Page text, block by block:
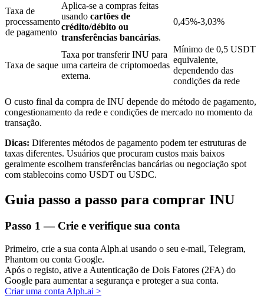
Empréstimos
Serviço de empréstimo apoiado por criptografia
Obtenha lucro a longo prazo e interesses flexíveis
Taxa de
processamento
de pagamento
Aplica-se a compras feitas
usando cartões de
crédito/débito ou
transferências bancárias.
0,45%-3,03%
Taxa de saque
Taxa por transferir INU para
uma carteira de criptomoedas
externa.
Mínimo de 0,5 USDT
equivalente,
dependendo das
condições da rede
O custo final da compra de INU depende do método de pagamento,
congestionamento da rede e condições de mercado no momento da
transação.
Dicas: Diferentes métodos de pagamento podem ter estruturas de
taxas diferentes. Usuários que procuram custos mais baixos
geralmente escolhem transferências bancárias ou negociação spot
com stablecoins como USDT ou USDC.
Guia passo a passo para comprar INU
Passo 1 — Crie e verifique sua conta
Primeiro, crie a sua conta Alph.ai usando o seu e-mail, Telegram,
Phantom ou conta Google.
Após o registo, ative a Autenticação de Dois Fatores (2FA) do
Google para aumentar a segurança e proteger a sua conta.
Criar uma conta Alph.ai >